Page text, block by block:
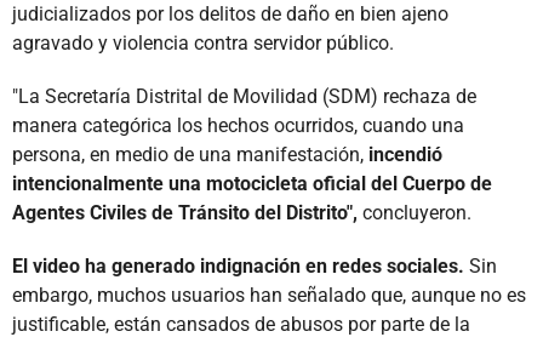
judicializados por los delitos de daño en bien ajeno
agravado y violencia contra servidor público.
"La Secretaría Distrital de Movilidad (SDM) rechaza de
manera categórica los hechos ocurridos, cuando una
persona, en medio de una manifestación, incendió
intencionalmente una motocicleta oficial del Cuerpo de
Agentes Civiles de Tránsito del Distrito", concluyeron.
El video ha generado indignación en redes sociales. Sin
embargo, muchos usuarios han señalado que, aunque no es
justificable, están cansados de abusos por parte de la